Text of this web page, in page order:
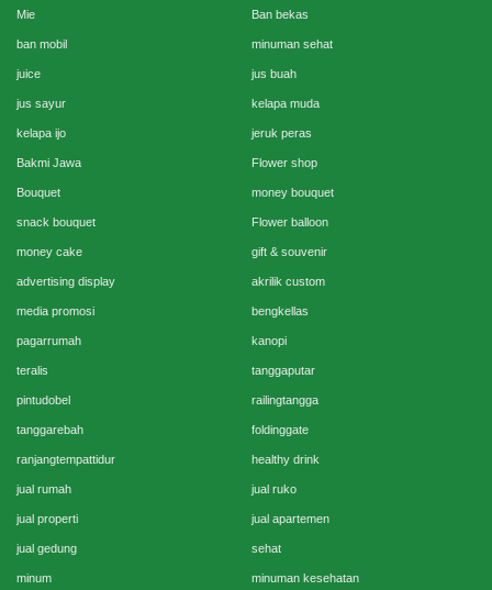
Mie Ban bekas
ban mobil minuman sehat
juice jus buah
jus sayur kelapa muda
kelapa ijo jeruk peras
Bakmi Jawa Flower shop
Bouquet money bouquet
snack bouquet Flower balloon
money cake gift & souvenir
advertising display akrilik custom
media promosi bengkellas
pagarrumah kanopi
teralis tanggaputar
pintudobel railingtangga
tanggarebah foldinggate
ranjangtempattidur healthy drink
jual rumah jual ruko
jual properti jual apartemen
jual gedung sehat
minum minuman kesehatan